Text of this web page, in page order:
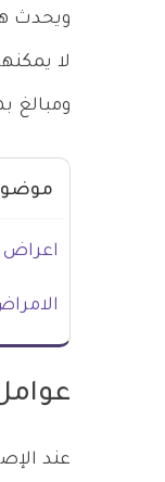
ويحدث
لا
ومبالغ
اعراض
عند